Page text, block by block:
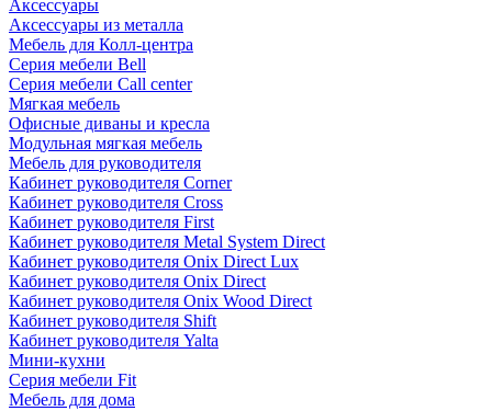
Аксессуары
Аксессуары из металла
Мебель для Колл-центра
Серия мебели Bell
Серия мебели Call center
Мягкая мебель
Офисные диваны и кресла
Модульная мягкая мебель
Мебель для руководителя
Кабинет руководителя Corner
Кабинет руководителя Cross
Кабинет руководителя First
Кабинет руководителя Metal System Direct
Кабинет руководителя Onix Direct Lux
Кабинет руководителя Onix Direct
Кабинет руководителя Onix Wood Direct
Кабинет руководителя Shift
Кабинет руководителя Yalta
Мини-кухни
Серия мебели Fit
Мебель для дома